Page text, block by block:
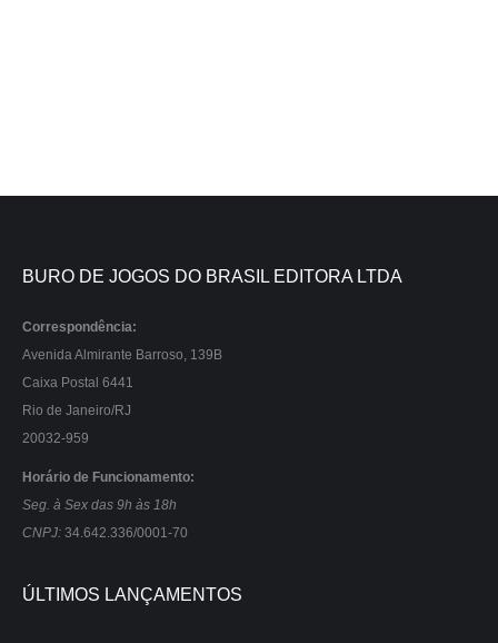
BURO DE JOGOS DO BRASIL EDITORA LTDA
Correspondência:
Avenida Almirante Barroso, 139B
Caixa Postal 6441
Rio de Janeiro/RJ
20032-959
Horário de Funcionamento:
Seg. à Sex das 9h às 18h
CNPJ: 34.642.336/0001-70
ÚLTIMOS LANÇAMENTOS